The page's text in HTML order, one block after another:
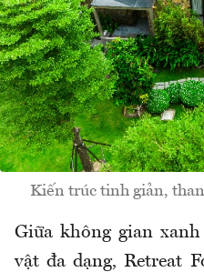
Kiến trúc tinh giản,
Giữa không gian
vậtđa dạng, Retreat